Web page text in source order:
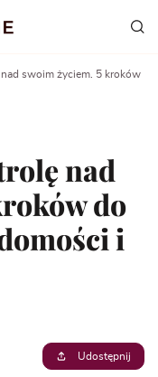
swoim życiem. 5 kroków
nad
do
i
Udostępnij